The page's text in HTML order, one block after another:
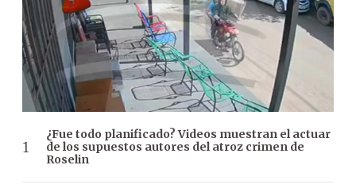
¿Fue todo planificado? Videos muestran el actuar
de los supuestos autores del atroz crimen de
Roselin